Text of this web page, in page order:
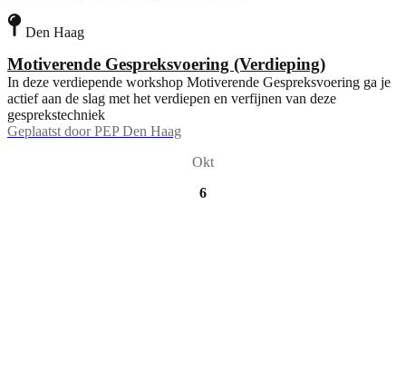
Den Haag
Motiverende Gespreksvoering (Verdieping)
In deze verdiepende workshop Motiverende Gespreksvoering ga je
actief aan de slag met het verdiepen en verfijnen van deze
gesprekstechniek
Geplaatst door PEP Den Haag
Okt
6